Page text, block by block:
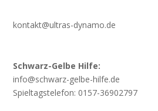
kontakt@ultras-dynamo.de
Schwarz-Gelbe Hilfe:
info@schwarz-gelbe-hilfe.de
Spieltagstelefon: 0157-36902797